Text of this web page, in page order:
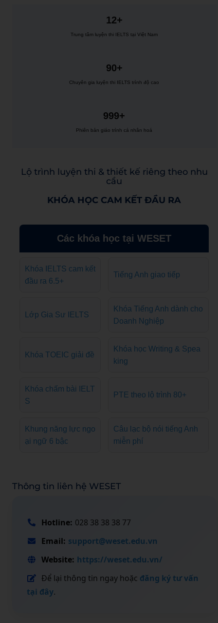
12+
Trung tâm luyện thi IELTS tại Việt Nam
90+
Chuyên gia luyện thi IELTS trình độ cao
999+
Phiên bản giáo trình cá nhân hoá
Lộ trình luyện thi & thiết kế riêng theo nhu
cầu
KHÓA HỌC CAM KẾT ĐẦU RA
Các khóa học tại WESET
Khóa IELTS cam kết
đầu ra 6.5+
Tiếng Anh giao tiếp
Lớp Gia Sư IELTS
Khóa Tiếng Anh dành cho
Doanh Nghiệp
Khóa TOEIC giải đề
Khóa học Writing & Spea
king
Khóa chấm bài IELT
S
PTE theo lộ trình 80+
Khung năng lực ngo
ại ngữ 6 bậc
Câu lạc bộ nói tiếng Anh
miễn phí
Thông tin liên hệ WESET
Hotline: 028 38 38 38 77
Email: support@weset.edu.vn
Website: https://weset.edu.vn/
Để lại thông tin ngay hoặc đăng ký tư vấn
tại đây.